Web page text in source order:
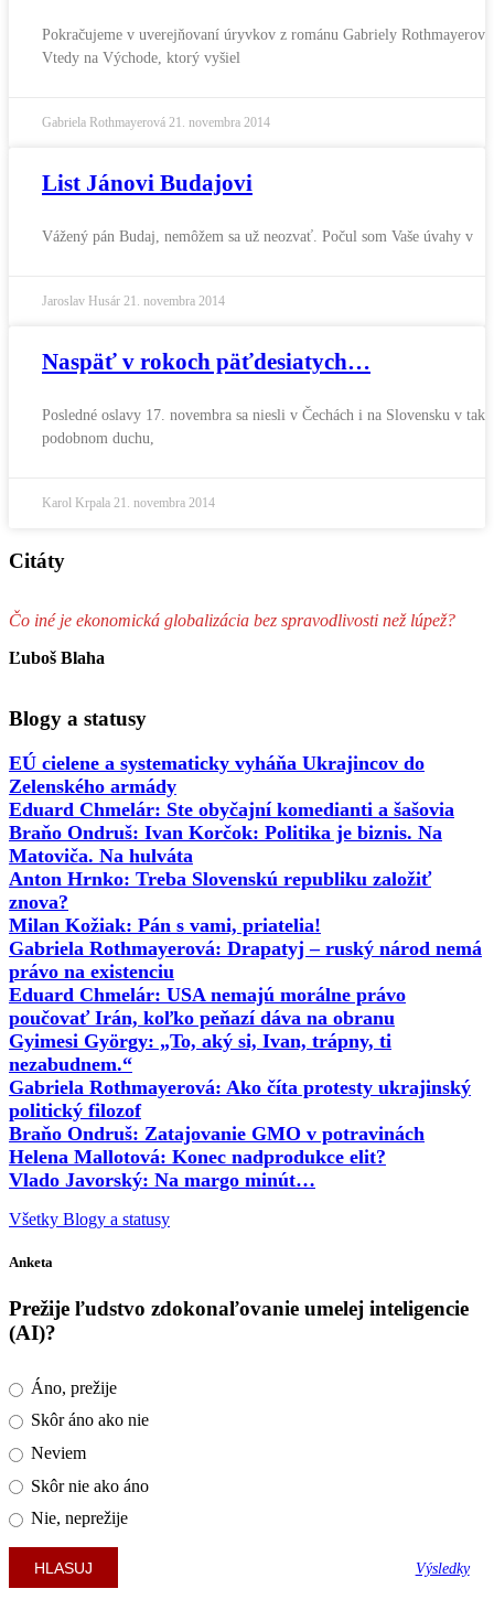
Pokračujeme v uverejňovaní úryvkov z románu Gabriely
Vtedy na Východe, ktorý vyšiel
Gabriela Rothmayerová 21. novembra 2014
List Jánovi Budajovi
Vážený pán Budaj, nemôžem sa už neozvať. Počul som Vaše úvahy v
Jaroslav Husár 21. novembra 2014
Naspäť v rokoch päťdesiatych…
Posledné oslavy 17. novembra sa niesli v Čechách i na Slovensku v
podobnom duchu,
Karol Krpala 21. novembra 2014
Citáty
Čo iné je ekonomická globalizácia bez spravodlivosti než lúpež?
Ľuboš Blaha
Blogy a statusy
EÚ cielene a systematicky vyháňa Ukrajincov do
Zelenského armády
Eduard Chmelár: Ste obyčajní komedianti a šašovia
Braňo Ondruš: Ivan Korčok: Politika je biznis. Na
Matoviča. Na hulváta
Anton Hrnko: Treba Slovenskú republiku založiť
znova?
Milan Kožiak: Pán s vami, priatelia!
Gabriela Rothmayerová: Drapatyj – ruský národ nemá
právo na existenciu
Eduard Chmelár: USA nemajú morálne právo
poučovať Irán, koľko peňazí dáva na obranu
Gyimesi György: „To, aký si, Ivan, trápny, ti
nezabudnem.“
Gabriela Rothmayerová: Ako číta protesty ukrajinský
politický filozof
Braňo Ondruš: Zatajovanie GMO v potravinách
Helena Mallotová: Konec nadprodukce elit?
Vlado Javorský: Na margo minút…
Všetky Blogy a statusy
Anketa
Prežije ľudstvo zdokonaľovanie umelej inteligencie
(AI)?
Áno, prežije
Skôr áno ako nie
Neviem
Skôr nie ako áno
Nie, neprežije
Výsledky